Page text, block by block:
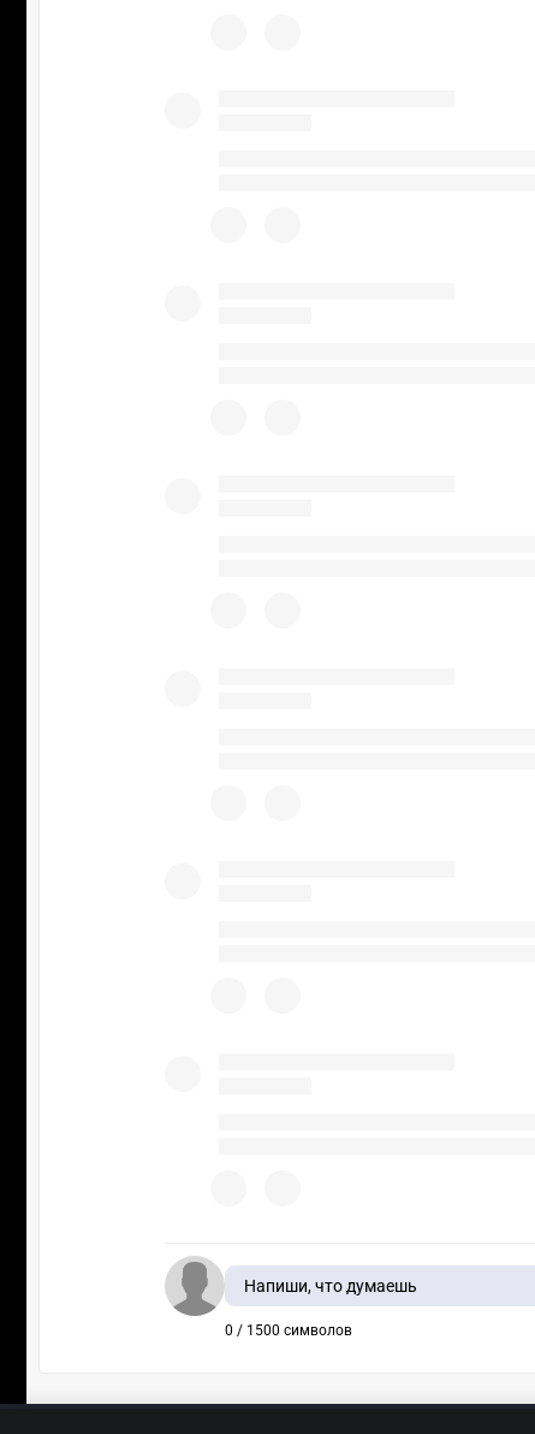
Напиши, что думаешь
0 / 1500 символов